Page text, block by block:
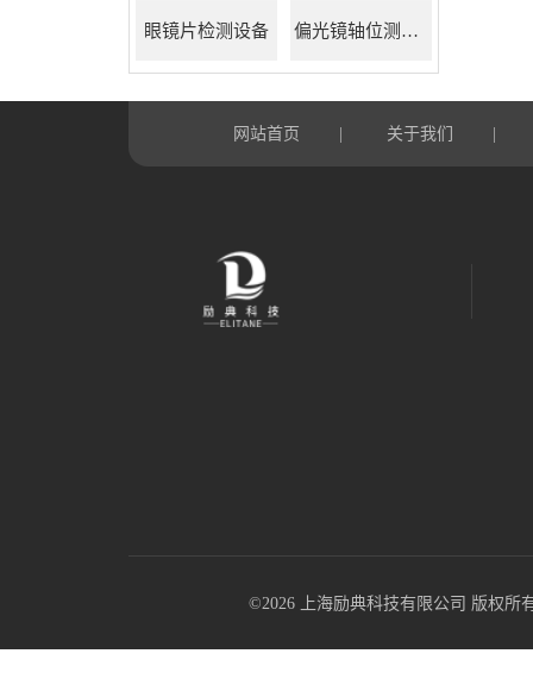
眼镜片检测设备 偏光镜轴位测试仪
网站首页 关于我们
©2026 上海励典科技有限公司 版权所